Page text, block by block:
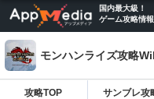
国内最大級！
ゲーム攻略情
モンハンライズ攻略
攻略TOP サンブレ攻